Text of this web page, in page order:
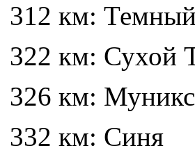
312 км:
322 км: Сухой
326 км:
332 км: Синя